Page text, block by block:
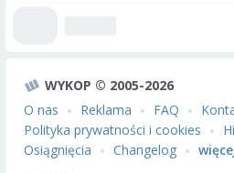
WYKOP © 2005-2026
O nas
Reklama FAQ
Polityka prywatności i cookies
Osiągnięcia
Changelog